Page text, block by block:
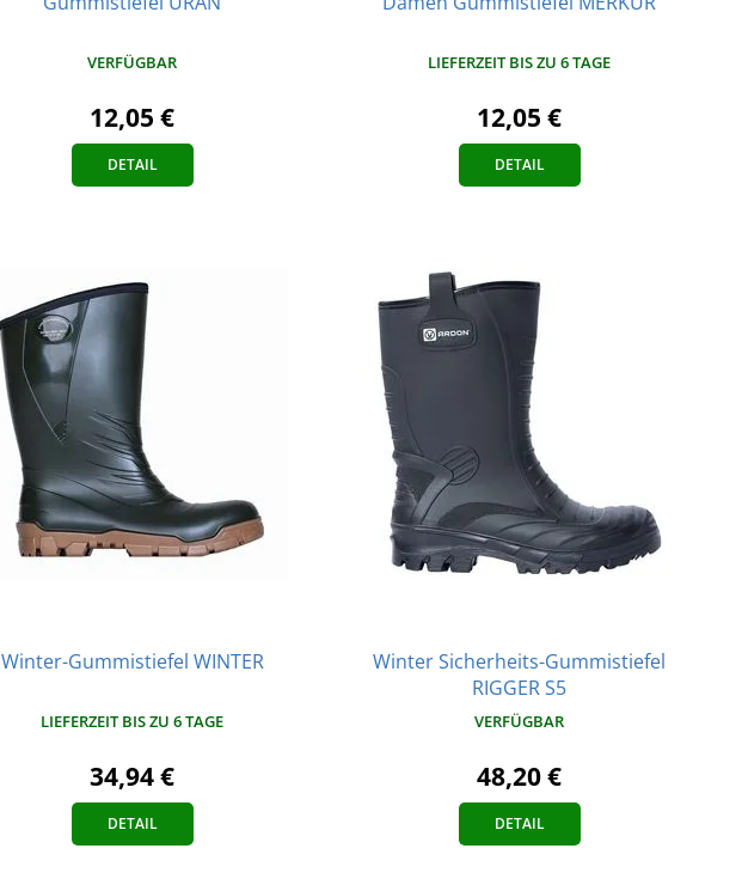
VERFÜGBAR
12,05 €
DETAIL
LIEFERZEIT BIS ZU 6 TAGE
12,05 €
DETAIL
Winter-Gummistiefel WINTER
LIEFERZEIT BIS ZU 6 TAGE
34,94 €
DETAIL
Winter Sicherheits-Gummistiefel
RIGGER S5
VERFÜGBAR
48,20 €
DETAIL